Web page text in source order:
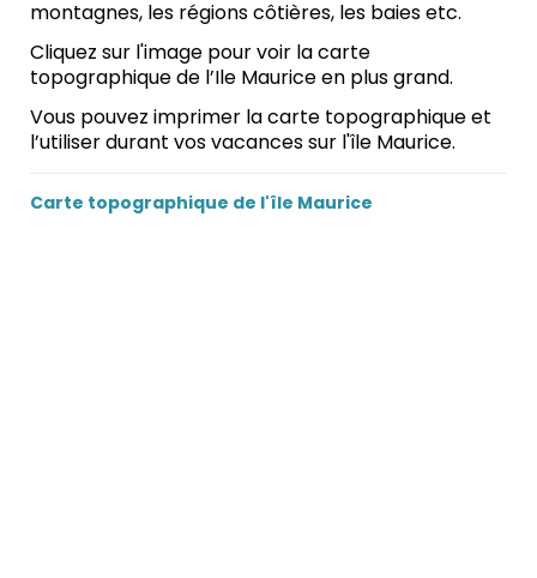
montagnes, les régions côtières, les baies etc.
Cliquez sur l'image pour voir la carte
topographique de l’Ile Maurice en plus grand.
Vous pouvez imprimer la carte topographique et
l’utiliser durant vos vacances sur l'île Maurice.
Carte topographique de l'île Maurice